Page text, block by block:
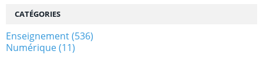
CATÉGORIES
Enseignement(536)
Numérique(11)